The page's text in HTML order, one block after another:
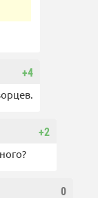
+4
+2
0